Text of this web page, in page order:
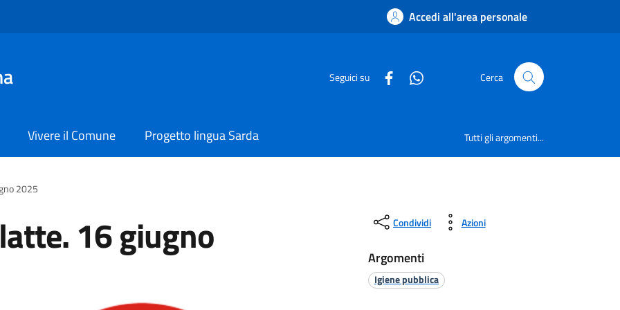
Accedi all'area personale
Seguici su Cerca
Vivere il Comune Progetto lingua Sarda Tutti gli argomenti...
2025
16 giugno Condividi Azioni
Argomenti
Igiene pubblica